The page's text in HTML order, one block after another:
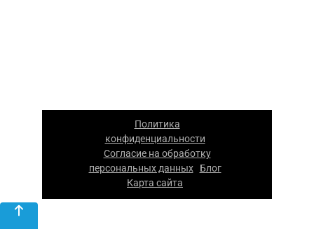
Политика
конфиденциальности
Согласие на обработку
персональных данных| Блог|
Карта сайта